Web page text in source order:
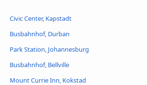
Civic Center, Kapstadt
Busbahnhof, Durban
Park Station, Johannesburg
Busbahnhof, Bellville
Mount Currie Inn, Kokstad